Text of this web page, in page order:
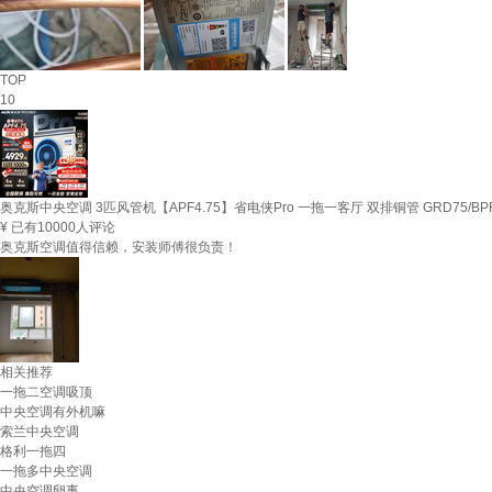
TOP
10
奥克斯中央空调 3匹风管机【APF4.75】省电侠Pro 一拖一客厅 双排铜管 GRD75/
¥ 已有10000人评论
奥克斯空调值得信赖，安装师傅很负责！
相关推荐
一拖二空调吸顶
中央空调有外机嘛
索兰中央空调
格利一拖四
一拖多中央空调